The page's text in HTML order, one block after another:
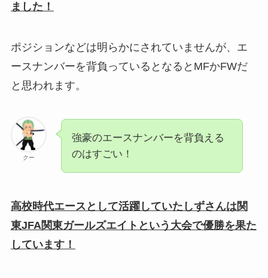
ました！
ポジションなどは明らかにされていませんが、エ
ースナンバーを背負っているとなるとMFかFWだ
と思われます。
クー
強豪のエースナンバーを背負える
のはすごい！
高校時代エースとして活躍していたしずさんは関
東JFA関東ガールズエイトという大会で優勝を果た
しています！